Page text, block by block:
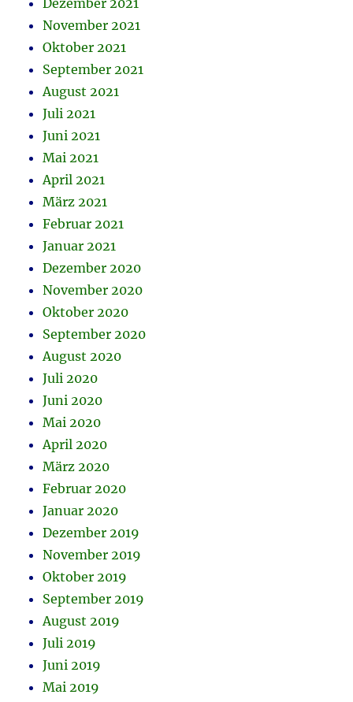
Dezember 2021
November 2021
Oktober 2021
September 2021
August 2021
Juli 2021
Juni 2021
Mai 2021
April 2021
März 2021
Februar 2021
Januar 2021
Dezember 2020
November 2020
Oktober 2020
September 2020
August 2020
Juli 2020
Juni 2020
Mai 2020
April 2020
März 2020
Februar 2020
Januar 2020
Dezember 2019
November 2019
Oktober 2019
September 2019
August 2019
Juli 2019
Juni 2019
Mai 2019